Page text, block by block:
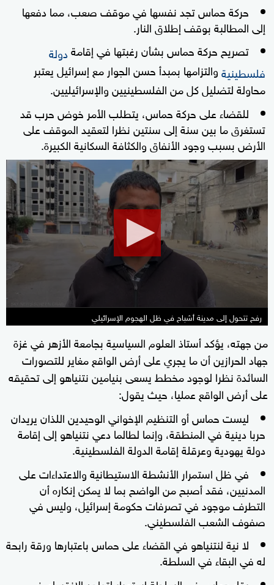
حركة حماس تجد نفسها في موقف صعب، مما دفعها
إلى المطالبة بوقف إطلاق النار.
تصريح حركة حماس بشأن رغبتها في إقامةدولة
فلسطينيةوالتزامها بمبدأ حسن الجوار مع إسرائيل يعتبر
محاولة لتضليل كل من الفلسطينيين والإسرائيليين.
للقضاء على حركة حماس، يتطلب الأمر خوض حرب قد
تستغرق ما بين سنة إلى سنتين نظرا لتعقيد الموقف على
الأرض بسبب وجود الأنفاق والكثافة السكانية الكبيرة.
seconds
of
50
seconds
رفح تتحول إلى مدينة أشباح في ظل الهجوم الإسرائيلي
من جهته، يؤكد أستاذ العلوم السياسية بجامعة الأزهر في غزة
جهاد الحرازين أن ما يجري على أرض الواقع مغاير للتصورات
السائدة نظرا لوجود مخطط يسعى بنيامين نتنياهو إلى تحقيقه
على أرض الواقع عمليا، حيث يقول:
ليست حماس أو التنظيم الإخواني الوحيدين اللذان يريدان
حربا دينية في المنطقة، وإنما لطالما دعي نتنياهو إلى إقامة
دولة يهودية وعرقلة إقامة الدولة الفلسطينية.
في ظل استمرار الأنشطة الاستيطانية والاعتداءات على
المدنيين، فقد أصبح من الواضح بما لا يمكن إنكاره أن
التطرف موجود في تصرفات حكومة إسرائيل، وليس في
صفوف الشعب الفلسطيني.
لا نية لنتنياهو في القضاء على حماس باعتبارها ورقة رابحة
له في البقاء في السلطة.